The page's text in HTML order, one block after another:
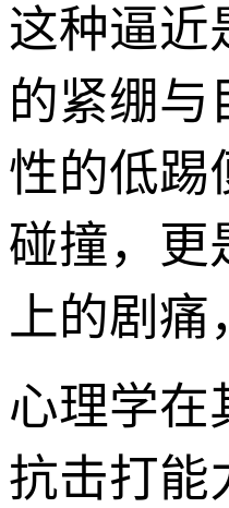
这种逼近
的紧绷与
性的低踢
碰撞，更
上的剧痛
心理学在
抗击打能